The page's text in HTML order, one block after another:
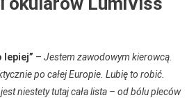
lepiej” – Jestem zawodowym kierowcą.
po całej Europie. Lubię to robić.
niestety tutaj cała lista – od bólu pleców